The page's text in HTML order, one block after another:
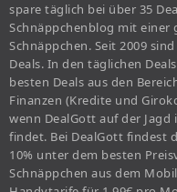
spare täglich bei über 35
Schnäppchenblog mit einer
Schnäppchen. Seit 2009
Deals. In den täglichen
besten Deals aus den
Finanzen (Kredite und
wenn DealGott auf der
findet. Bei DealGott findest
10% unter dem besten
Schnäppchen aus dem